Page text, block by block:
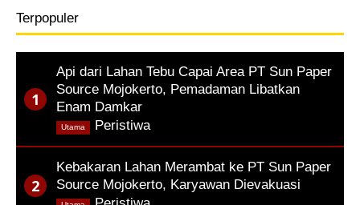
Terpopuler
Api dari Lahan Tebu Capai Area PT Sun Paper
Source Mojokerto, Pemadaman Libatkan
Enam Damkar
Peristiwa,
Utama
Kebakaran Lahan Merambat ke PT Sun Paper
Source Mojokerto, Karyawan Dievakuasi